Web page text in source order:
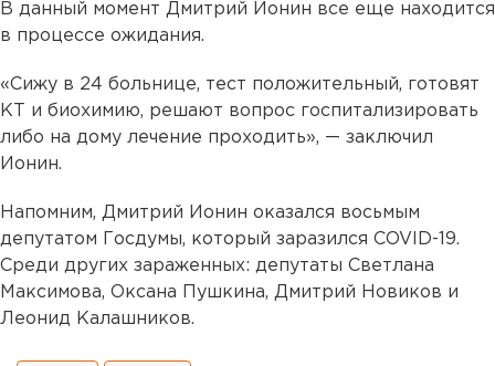
В данный момент Дмитрий Ионин все еще находится
в процессе ожидания.
«Сижу в 24 больнице, тест положительный, готовят
КТ и биохимию, решают вопрос госпитализировать
либо на дому лечение проходить», — заключил
Ионин.
Напомним, Дмитрий Ионин оказался восьмым
депутатом Госдумы, который заразился COVID-19.
Среди других зараженных: депутаты Светлана
Максимова, Оксана Пушкина, Дмитрий Новиков и
Леонид Калашников.